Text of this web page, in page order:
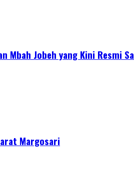
Jobeh yang Kini Resmi
Margosari